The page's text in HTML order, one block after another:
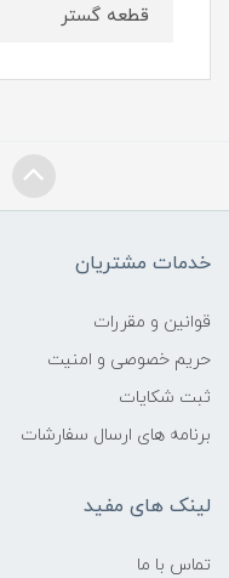
قطعه گستر
خدمات مشتریان
قوانین و مقررات
حریم خصوصی و امنیت
ثبت شکایات
برنامه های ارسال سفارشات
لینک های مفید
تماس با ما